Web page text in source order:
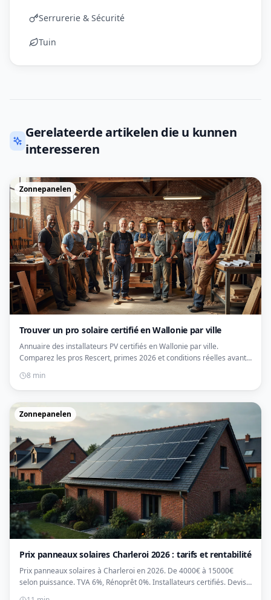
Serrurerie & Sécurité
Tuin
Gerelateerde artikelen die u kunnen
interesseren
Zonnepanelen
Trouver un pro solaire certifié en Wallonie par ville
Annuaire des installateurs PV certifiés en Wallonie par ville.
Comparez les pros Rescert, primes 2026 et conditions réelles avant
8 min
Zonnepanelen
Prix panneaux solaires Charleroi 2026 : tarifs et rentabilité
Prix panneaux solaires à Charleroi en 2026. De 4000€ à 15000€
selon puissance. TVA 6%, Rénoprêt 0%. Installateurs certifiés. Devis